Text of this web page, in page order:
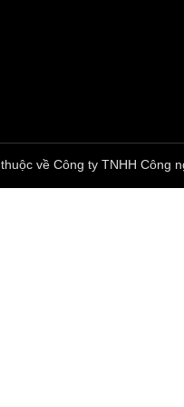
về Công ty TNHH Công